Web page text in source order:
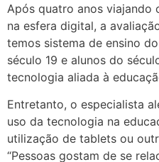
Após quatro anos viajando
na esfera digital, a
temos sistema de ensino
século 19 e alunos do
tecnologia aliada à
Entretanto, o especialista
uso da tecnologia na
utilização de tablets ou
“Pessoas gostam de se